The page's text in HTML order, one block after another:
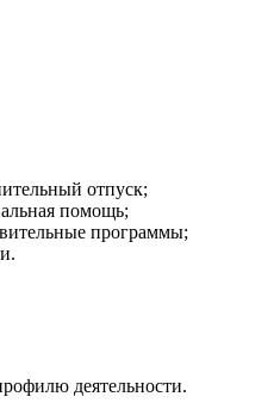
отпуск;
помощь;
программы;
деятельности.